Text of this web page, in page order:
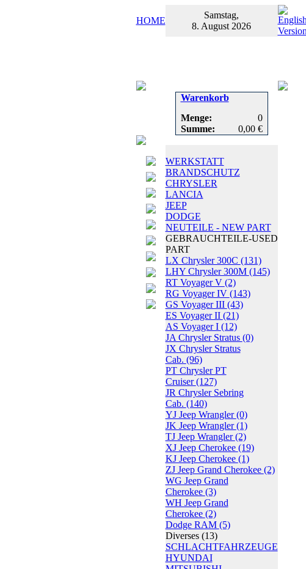
HOME
Samstag,
8. August 2026
Warenkorb
Menge:
0
Summe:
0,00 €
WERKSTATT
BRANDSCHUTZ
CHRYSLER
LANCIA
JEEP
DODGE
NEUTEILE - NEW PART
GEBRAUCHTEILE-USED
PART
LX Chrysler 300C (131)
LHY Chrysler 300M (145)
RT Voyager V (2)
RG Voyager IV (143)
GS Voyager III (43)
ES Voyager II (21)
AS Voyager I (12)
JA Chrysler Stratus (0)
JX Chrysler Stratus
Cab. (96)
PT Chrysler PT
Cruiser(127)
JR Chrysler Sebring
Cab. (140)
YJ Jeep Wrangler(0)
JK Jeep Wrangler(1)
TJ Jeep Wrangler(2)
XJ Jeep Cherokee (19)
KJ Jeep Cherokee (1)
ZJ Jeep Grand Cherokee (2)
WG Jeep Grand
Cherokee (3)
WH Jeep Grand
Cherokee (2)
Dodge RAM (5)
Diverses (13)
SCHLACHTFAHRZEUGE
HYUNDAI